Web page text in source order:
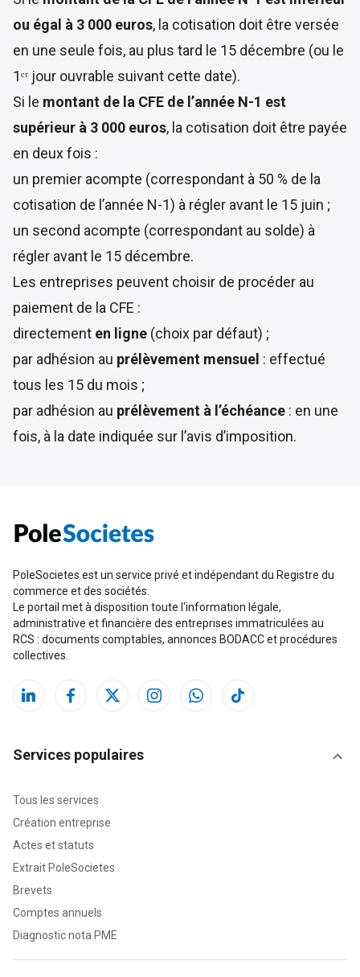
ou égal à 3 000 euros, la cotisation doit être versée
en une seule fois, au plus tard le 15 décembre (ou le
1ᵉʳ jour ouvrable suivant cette date).
Si le montant de la CFE de l’année N-1 est
supérieur à 3 000 euros, la cotisation doit être payée
en deux fois :
un premier acompte (correspondant à 50 % de la
cotisation de l’année N-1) à régler avant le 15 juin ;
un second acompte (correspondant au solde) à
régler avant le 15 décembre.
Les entreprises peuvent choisir de procéder au
paiement de la CFE :
directement en ligne (choix par défaut) ;
par adhésion au prélèvement mensuel : effectué
tous les 15 du mois ;
par adhésion au prélèvement à l’échéance : en une
fois, à la date indiquée sur l’avis d’imposition.
PoleSocietes est un service privé et indépendant du Registre du
commerce et des sociétés.
Le portail met à disposition toute l'information légale,
administrative et financière des entreprises immatriculées au
RCS : documents comptables, annonces BODACC et procédures
collectives.
Services populaires
Tous les services
Création entreprise
Actes et statuts
Extrait PoleSocietes
Brevets
Comptes annuels
Diagnostic nota PME